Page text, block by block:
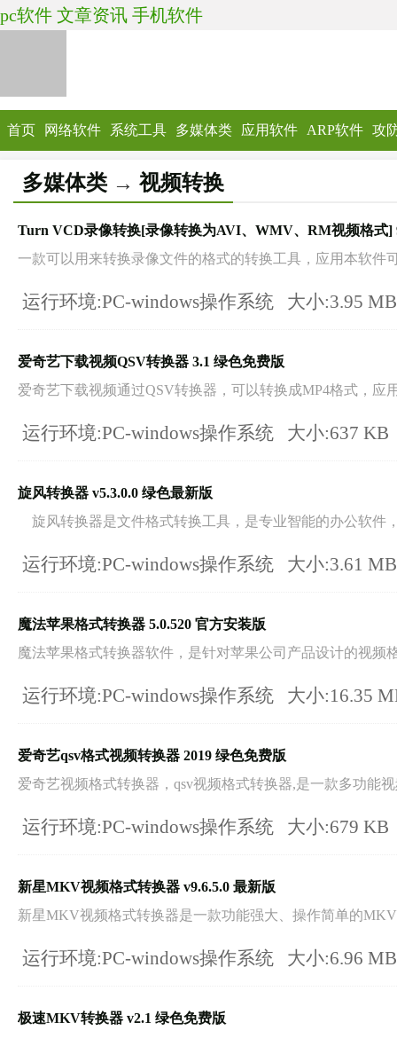
pc软件 文章资讯 手机软件
首页 网络软件 系统工具 多媒体类 应用软件 ARP软件 攻
多媒体类 → 视频转换
Turn VCD录像转换[录像转换为AVI、WMV、RM视频格式]
一款可以用来转换录像文件的格式的转换工具，应用本软件
运行环境:PC-windows操作系统 大小:3.95
爱奇艺下载视频QSV转换器 3.1 绿色免费版
爱奇艺下载视频通过QSV转换器，可以转换成MP4格式，应
运行环境:PC-windows操作系统 大小:637 KB
旋风转换器 v5.3.0.0 绿色最新版
旋风转换器是文件格式转换工具，是专业智能的办公软件
运行环境:PC-windows操作系统 大小:3.61
魔法苹果格式转换器 5.0.520 官方安装版
魔法苹果格式转换器软件，是针对苹果公司产品设计的视频
运行环境:PC-windows操作系统 大小:16.35
爱奇艺qsv格式视频转换器 2019 绿色免费版
爱奇艺视频格式转换器，qsv视频格式转换器,是一款多功能
运行环境:PC-windows操作系统 大小:679 KB
新星MKV视频格式转换器 v9.6.5.0 最新版
新星MKV视频格式转换器是一款功能强大、操作简单的
运行环境:PC-windows操作系统 大小:6.96
极速MKV转换器 v2.1 绿色免费版